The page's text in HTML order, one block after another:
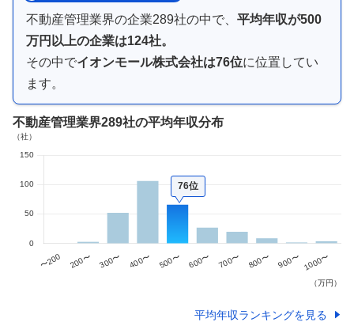
不動産管理業界の企業289社の中で、 平均年収が500
万円以上の企業は124社。
その中でイオンモール株式会社は76位に位置してい
ます。
不動産管理業界289社の平均年収分布
76位
平均年収ランキングを見る